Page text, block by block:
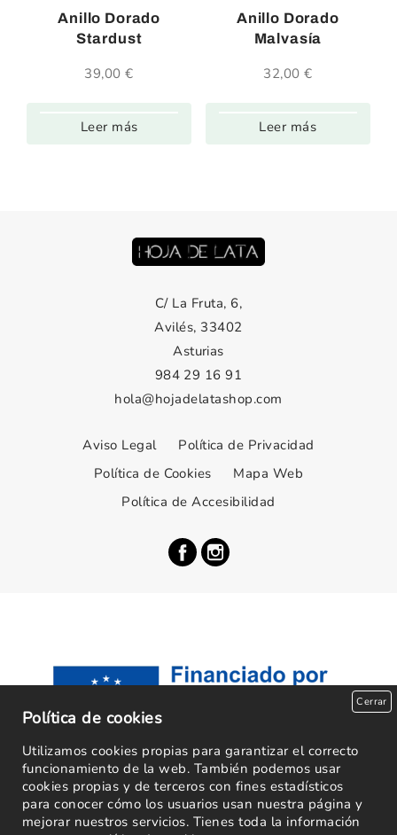
Anillo Dorado
Stardust
39,00€
Leer más
Anillo Dorado
Malvasía
32,00€
Leer más
C/ La Fruta, 6,
Avilés, 33402
Asturias
984 29 16 91
hola@hojadelatashop.com
Aviso Legal
Política de Privacidad
Política de Cookies
Mapa Web
Política de Accesibilidad
Cerrar
Política de cookies
Utilizamos cookies propias para garantizar el correcto
funcionamiento de la web. También podemos usar
cookies propias y de terceros con fines estadísticos
para conocer cómo los usuarios usan nuestra página y
mejorar nuestros servicios. Tienes toda la información